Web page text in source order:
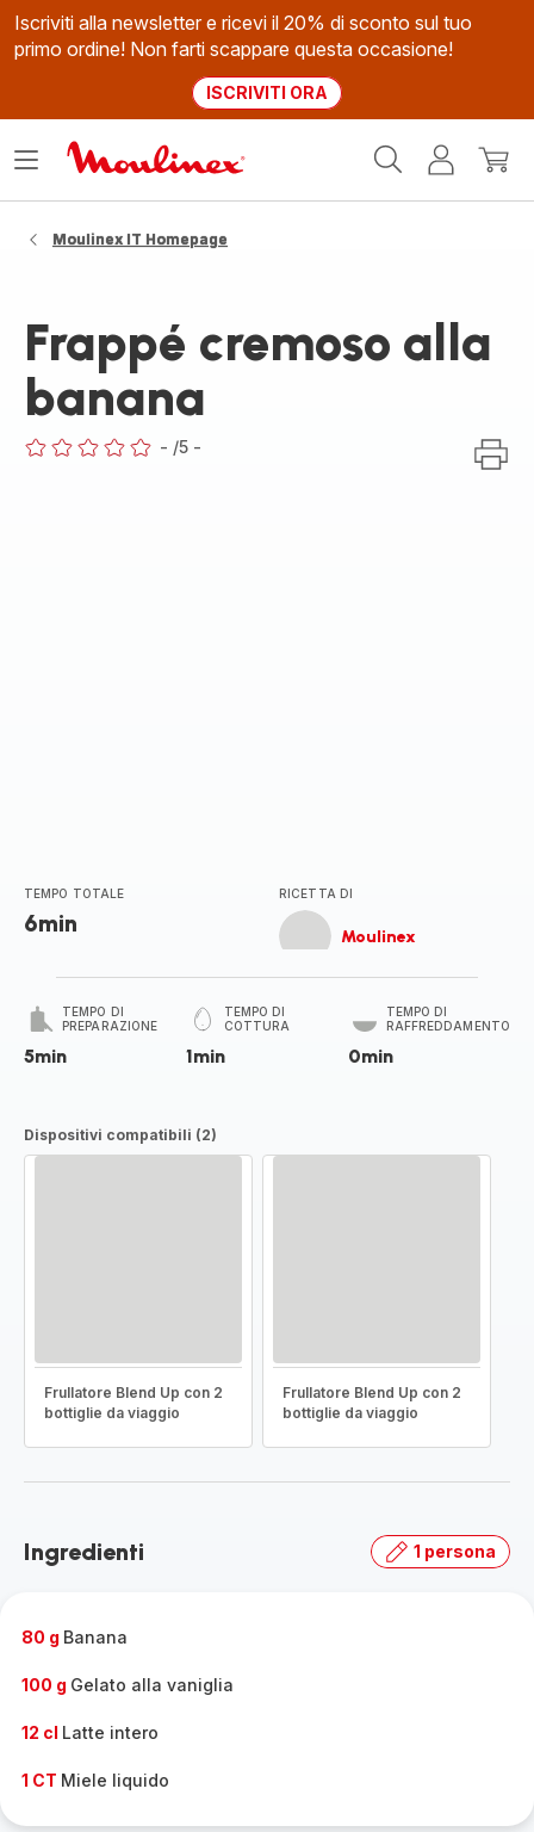
Iscriviti alla newsletter e ricevi il 20% di sconto sul tuo
primo ordine! Non farti scappare questa occasione!
ISCRIVITI ORA
Il
Apri
Moulinex IT Homepage
Frappé cremoso alla
banana
- /5 -
TEMPO TOTALE
6min
RICETTA DI
Moulinex
TEMPO DI
PREPARAZIONE
5min
TEMPO DI
COTTURA
1min
TEMPO DI
RAFFREDDAMENTO
0min
Dispositivi compatibili (2)
Frullatore Blend Up con 2
bottiglie da viaggio
Frullatore Blend Up con 2
bottiglie da viaggio
Ingredienti 1 persona
80 g Banana
100 g Gelato alla vaniglia
12 cl Latte intero
1 CT Miele liquido